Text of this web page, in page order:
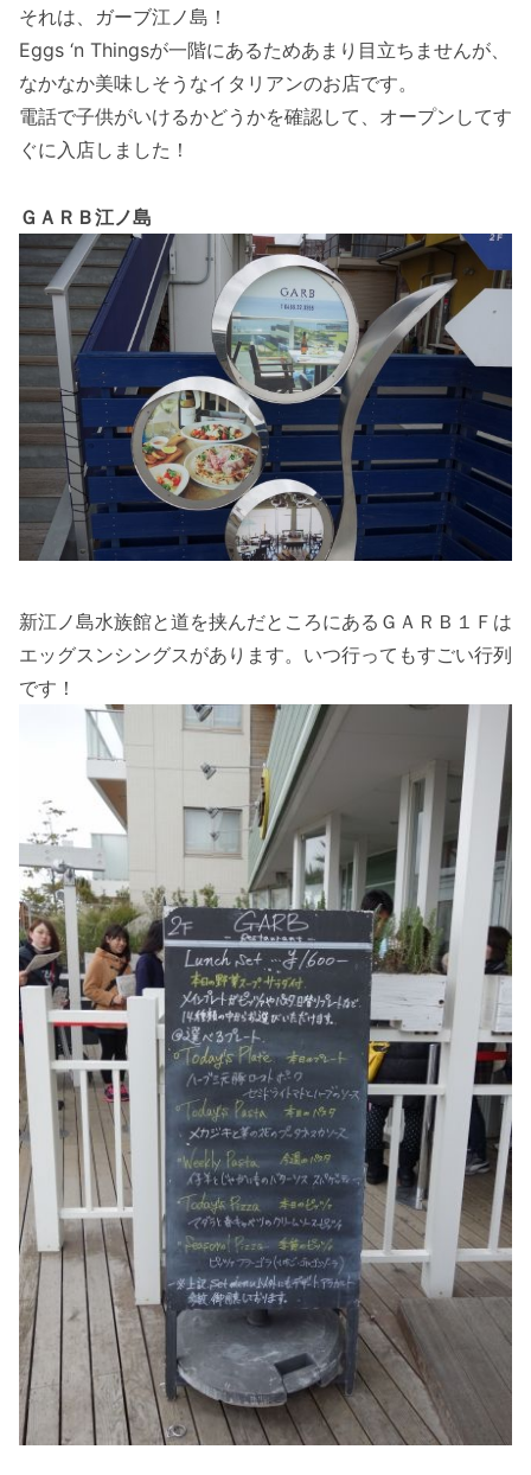
それは、ガーブ江ノ島！
Eggs ‘n Thingsが一階にあるためあまり目立ちませんが、
なかなか美味しそうなイタリアンのお店です。
電話で子供がいけるかどうかを確認して、オープンしてす
ぐに入店しました！
ＧＡＲＢ江ノ島
新江ノ島水族館と道を挟んだところにあるＧＡＲＢ１Ｆは
エッグスンシングスがあります。いつ行ってもすごい行列
です！